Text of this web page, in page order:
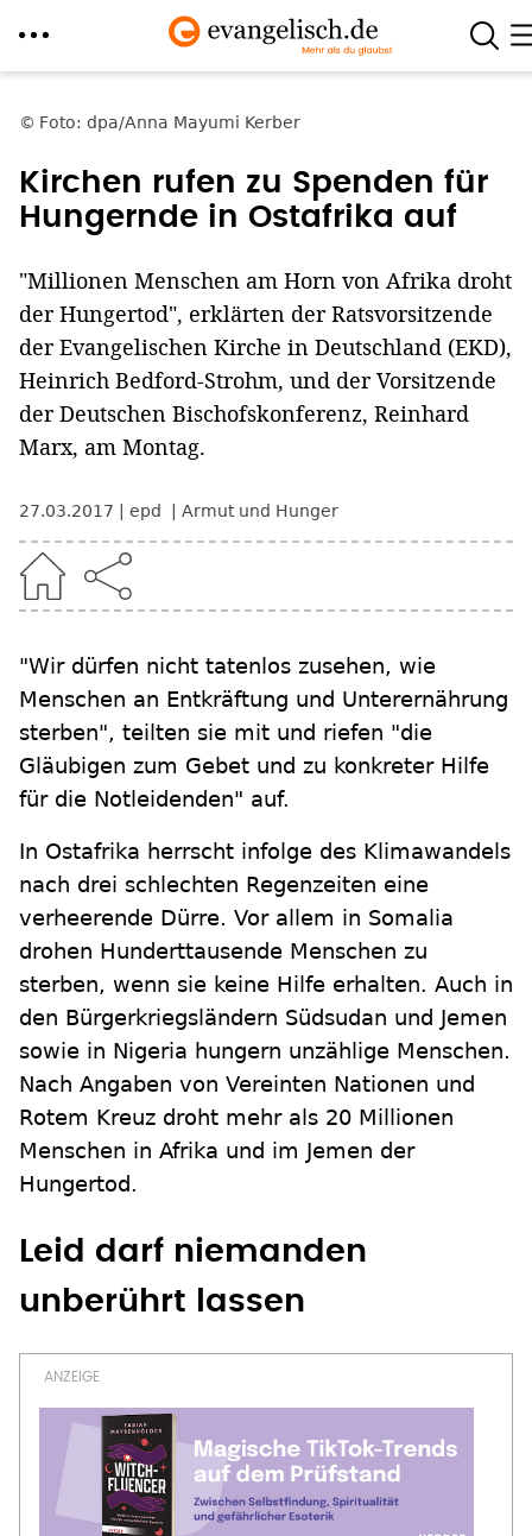
zumFoto: dpa/Anna Mayumi Kerber
Kirchen rufen zu Spenden für
Hungernde in Ostafrika auf
"Millionen Menschen am Horn von Afrika droht
der Hungertod", erklärten der Ratsvorsitzende
der Evangelischen Kirche in Deutschland (EKD),
Heinrich Bedford-Strohm, und der Vorsitzende
der Deutschen Bischofskonferenz, Reinhard
Marx, am Montag.
27.03.2017 epd Armut und Hunger
"Wir dürfen nicht tatenlos zusehen, wie
Menschen an Entkräftung und Unterernährung
sterben", teilten sie mit und riefen "die
Gläubigen zum Gebet und zu konkreter Hilfe
für die Notleidenden" auf.
In Ostafrika herrscht infolge des Klimawandels
nach drei schlechten Regenzeiten eine
verheerende Dürre. Vor allem in Somalia
drohen Hunderttausende Menschen zu
sterben, wenn sie keine Hilfe erhalten. Auch in
den Bürgerkriegsländern Südsudan und Jemen
sowie in Nigeria hungern unzählige Menschen.
Nach Angaben von Vereinten Nationen und
Rotem Kreuz droht mehr als 20 Millionen
Menschen in Afrika und im Jemen der
Hungertod.
Leid darf niemanden
unberührt lassen